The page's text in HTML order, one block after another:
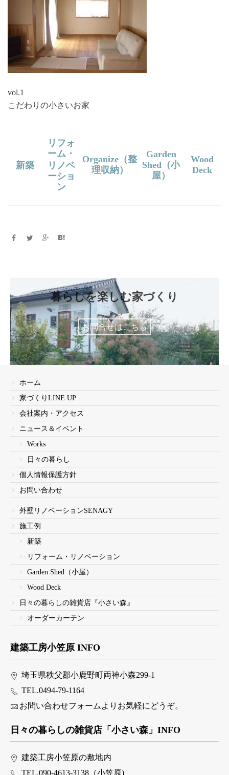
vol.1
こだわりの小さいお家
新築
リフォ
ーム・
リノベ
ーショ
ン
Organize （整
理収納）
Garden
Shed （小
屋）
Wood
Deck
暮らしを楽しむ家づくり
お問合せはこちら
ホーム
家づくりLINE UP
会社案内・アクセス
ニュース＆イベント
Works
日々の暮らし
個人情報保護方針
お問い合わせ
外壁リノベーションSENAGY
施工例
新築
リフォーム・リノベーション
Garden Shed（小屋）
Wood Deck
日々の暮らしの雑貨店『小さい森』
オーダーカーテン
建築工房小笠原 INFO
埼玉県秩父郡小鹿野町両神小森299-1
TEL.0494-79-1164
お問い合わせフォームよりお気軽にどうぞ。
日々の暮らしの雑貨店「小さい森」INFO
建築工房小笠原の敷地内
TEL.090-4613-3138（小笠原)